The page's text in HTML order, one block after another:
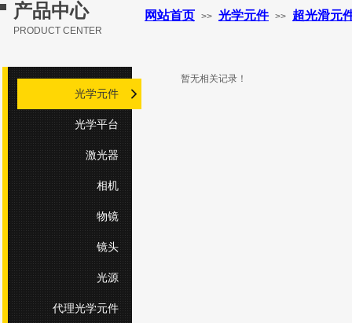
产品中心
PRODUCT CENTER
光学元件
光学平台
激光器
相机
物镜
镜头
光源
代理光学元件
暂无相关记录！
网站首页 >> 光学元件 >> 超光滑元